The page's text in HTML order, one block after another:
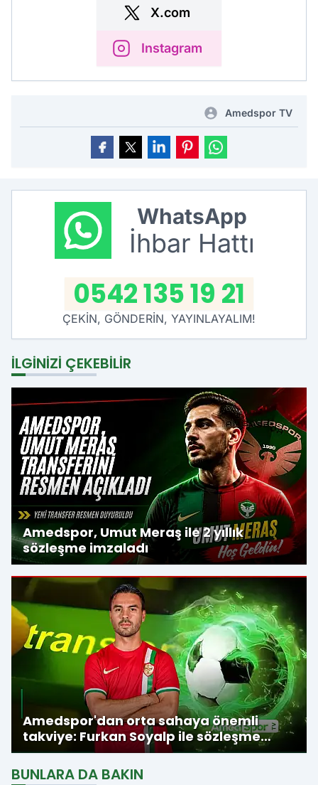
X.com
Instagram
Amedspor TV
WhatsApp
İhbar Hattı
0542 135 19 21
ÇEKİN, GÖNDERİN, YAYINLAYALIM!
İLGINIZI ÇEKEBILIR
Amedspor, Umut Meraş ile 2 yıllık
sözleşme imzaladı
Amedspor'dan orta sahaya önemli
takviye: Furkan Soyalp ile sözleşme
imzalandı
BUNLARA DA BAKIN